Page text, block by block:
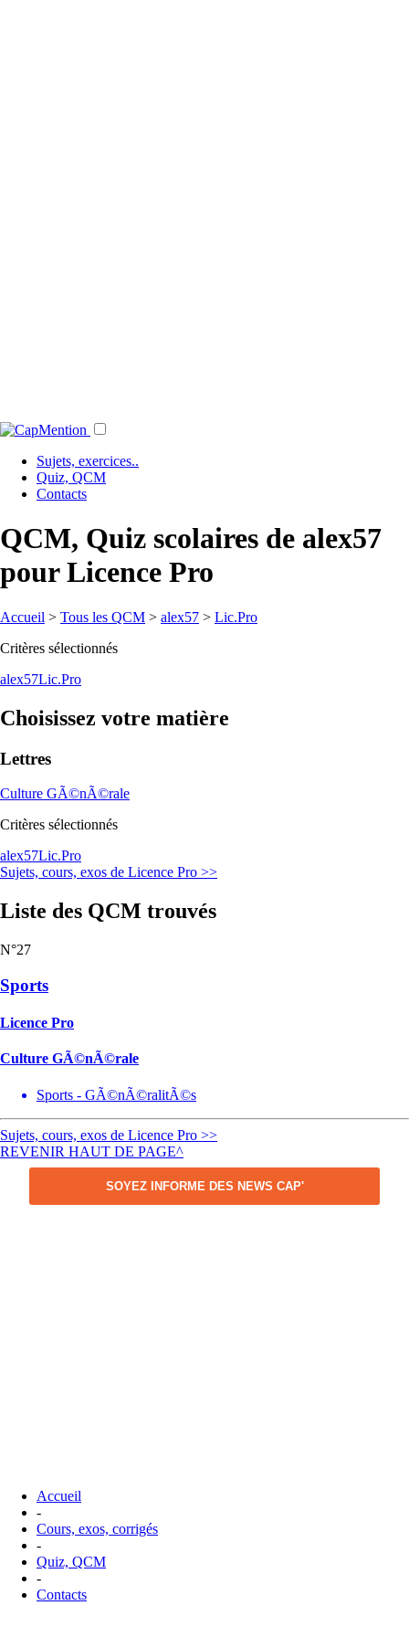
Sujets, exercices..
Quiz, QCM
Contacts
QCM, Quiz scolaires de alex57
pour Licence Pro
Accueil > Tous les QCM > alex57 > Lic.Pro
Critères sélectionnés
alex57Lic.Pro
Choisissez votre matière
Lettres
Culture GÃ©nÃ©rale
Critères sélectionnés
alex57Lic.Pro
Sujets, cours, exos de Licence Pro >>
Liste des QCM trouvés
N°27
Sports
Licence Pro
Culture GÃ©nÃ©rale
Sports - GÃ©nÃ©ralitÃ©s
Sujets, cours, exos de Licence Pro >>
REVENIR HAUT DE PAGE^
SOYEZ INFORME DES NEWS CAP'
Accueil
-
Cours, exos, corrigés
-
Quiz, QCM
-
Contacts